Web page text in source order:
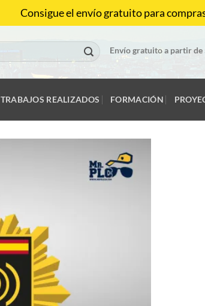
Envío gratuito a partir de
TRABAJOS REALIZADOS FORMACIÓN
Consigue el envío gratuito para